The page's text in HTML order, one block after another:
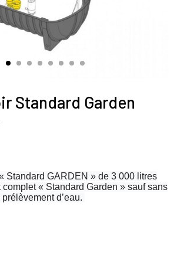
Standard Garden
Standard GARDEN » de 3 000 litres
« Standard Garden » sauf sans
d’eau.